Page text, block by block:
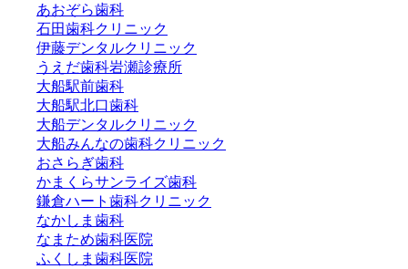
あおぞら歯科
石田歯科クリニック
伊藤デンタルクリニック
うえだ歯科岩瀬診療所
大船駅前歯科
大船駅北口歯科
大船デンタルクリニック
大船みんなの歯科クリニック
おさらぎ歯科
かまくらサンライズ歯科
鎌倉ハート歯科クリニック
なかしま歯科
なまため歯科医院
ふくしま歯科医院